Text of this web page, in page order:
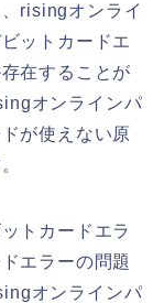
risingオンライ
ットカードエ
在することが
オンラインパ
が使えない原
トカードエラ
エラーの問題
オンラインパ